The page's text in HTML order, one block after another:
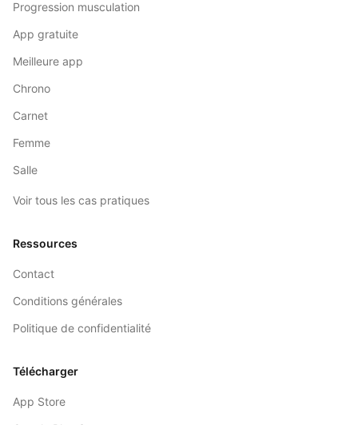
Progression musculation
App gratuite
Meilleure app
Chrono
Carnet
Femme
Salle
Voir tous les cas pratiques
Ressources
Contact
Conditions générales
Politique de confidentialité
Télécharger
App Store